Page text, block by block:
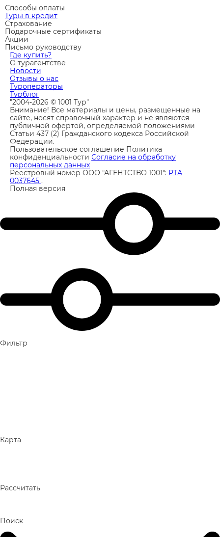
Способы оплаты
Туры в кредит
Страхование
Подарочные сертификаты
Акции
Письмо руководству
Где купить?
О турагентстве
Новости
Отзывы о нас
Туроператоры
Турблог
"2004-2026 © 1001 Тур"
Внимание! Все материалы и цены, размещенные на
сайте, носят справочный характер и не являются
публичной офертой, определяемой положениями
Статьи 437 (2) Гражданского кодекса Российской
Федерации.
Пользовательское соглашение Политика
конфиденциальности Согласие на обработку
персональных данных
Реестровый номер ООО "АГЕНТСТВО 1001": РТА
0037645 .
Полная версия
Фильтр
Карта
Рассчитать
Поиск